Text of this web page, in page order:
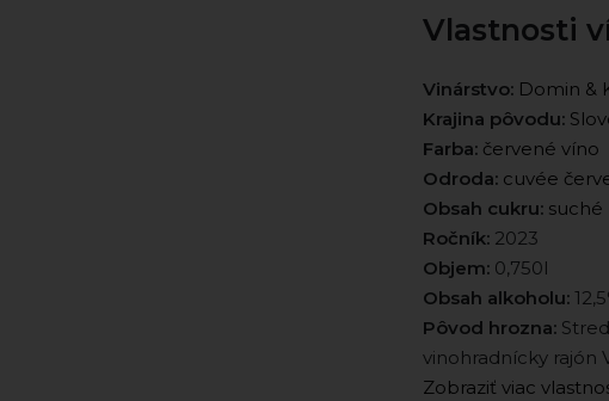
Vlastnosti
Vinárstvo: Domin &
Krajina pôvodu:
Farba: červené víno
Odroda: cuvée
Obsah cukru: suché
Ročník:2023
Objem:0,750l
Obsah alkoholu:
Pôvod hrozna:
vinohradnícky rajón
Zobraziť viac